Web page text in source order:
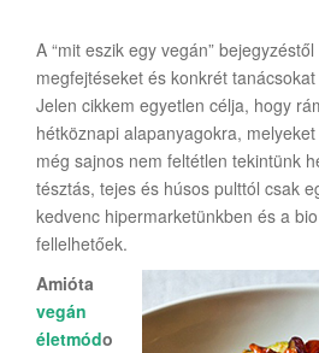
A “mit eszik egy vegán”
megfejtéseket és konkrét
Jelen cikkem egyetlen célja, hogy
hétköznapi alapanyagokra,
még sajnos nem feltétlen tekintünk
tésztás, tejes és húsos pulttól csak
kedvenc hipermarketünkben és a
fellelhetőek.
Amióta
vegán
életmódo